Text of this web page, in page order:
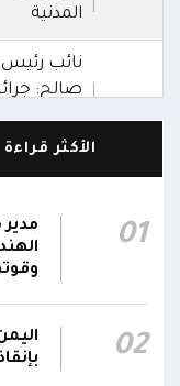
المدنية
نائب
صالح:
أداء
صنعاء
00:28
صالح يشيد
الفرقتين
وثبات
00:26
الفريق
هاتفيين
استشهاد
الأكثر قراءة
01
02